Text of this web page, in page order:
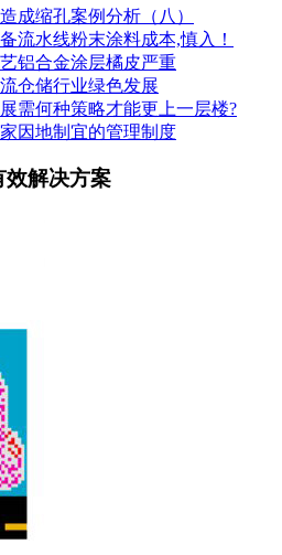
成缩孔案例分析（八）
流水线粉末涂料成本,慎入！
铝合金涂层橘皮严重
仓储行业绿色发展
需何种策略才能更上一层楼?
因地制宜的管理制度
效解决方案